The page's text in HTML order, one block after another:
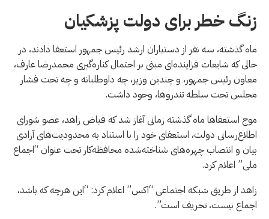
زنگ خطر برای دولت پزشکیان
ماه گذشته، سه نفر از دستیاران ارشد رئیس جمهور استعفا دادند، در
حالی که شایعات فزاینده‌ای مبنی بر احتمال کناره‌گیری محمدرضا عارف،
معاون رئیس جمهور، و چندین وزیر، چه داوطلبانه و چه تحت فشار
مجلس تحت سلطه تندروها، وجود داشت.
موج استعفاها ماه گذشته زمانی آغاز شد که فیاض زاهد، عضو شورای
اطلاع‌رسانی دولت، استعفای خود را با استناد به محدودیت‌های آزادی
بیان و انتصاب چهره‌های شناخته‌شده محافظه‌کار تحت عنوان “اجماع
ملی” اعلام کرد.
زاهد از طریق شبکه اجتماعی “اكس” اعلام کرد: “این هرچه که باشد،
اجماع نیست، تحریف است”.